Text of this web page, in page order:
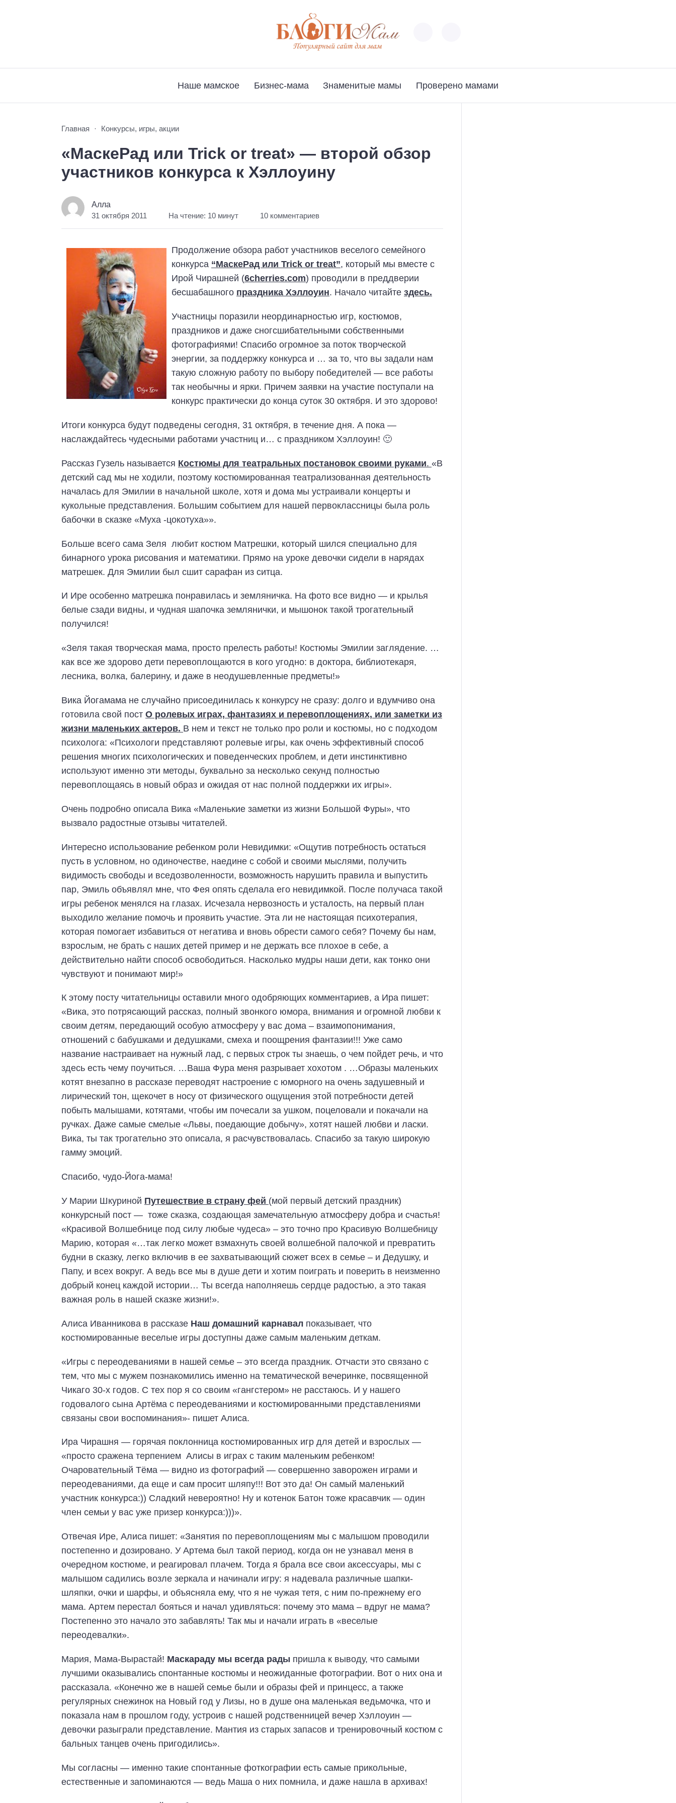
Наше мамское Бизнес-мама Знаменитые мамы Проверено мамами
Главная Конкурсы, игры, акции
«МаскеРад или Trick or treat» — второй обзор
участников конкурса к Хэллоуину
Алла
31 октября 2011 На чтение: 10 минут 10 комментариев
Продолжение обзора работ участников веселого семейного
конкурса “МаскеРад или Trick or treat”, который мы вместе с
Ирой Чирашней (6cherries.com) проводили в преддверии
бесшабашного праздника Хэллоуин. Начало читайте здесь.
Участницы поразили неординарностью игр, костюмов,
праздников и даже сногсшибательными собственными
фотографиями! Спасибо огромное за поток творческой
энергии, за поддержку конкурса и … за то, что вы задали нам
такую сложную работу по выбору победителей — все работы
так необычны и ярки. Причем заявки на участие поступали на
конкурс практически до конца суток 30 октября. И это здорово!
Итоги конкурса будут подведены сегодня, 31 октября, в течение дня. А пока —
наслаждайтесь чудесными работами участниц и… с праздником Хэллоуин! 🙂
Рассказ Гузель называется Костюмы для театральных постановок своими руками. «В
детский сад мы не ходили, поэтому костюмированная театрализованная деятельность
началась для Эмилии в начальной школе, хотя и дома мы устраивали концерты и
кукольные представления. Большим событием для нашей первоклассницы была роль
бабочки в сказке «Муха -цокотуха»».
Больше всего сама Зеля любит костюм Матрешки, который шился специально для
бинарного урока рисования и математики. Прямо на уроке девочки сидели в нарядах
матрешек. Для Эмилии был сшит сарафан из ситца.
И Ире особенно матрешка понравилась и земляничка. На фото все видно — и крылья
белые сзади видны, и чудная шапочка землянички, и мышонок такой трогательный
получился!
«Зеля такая творческая мама, просто прелесть работы! Костюмы Эмилии заглядение. …
как все же здорово дети перевоплощаются в кого угодно: в доктора, библиотекаря,
лесника, волка, балерину, и даже в неодушевленные предметы!»
Вика Йогамама не случайно присоединилась к конкурсу не сразу: долго и вдумчиво она
готовила свой пост О ролевых играх, фантазиях и перевоплощениях, или заметки из
жизни маленьких актеров. В нем и текст не только про роли и костюмы, но с подходом
психолога: «Психологи представляют ролевые игры, как очень эффективный способ
решения многих психологических и поведенческих проблем, и дети инстинктивно
используют именно эти методы, буквально за несколько секунд полностью
перевоплощаясь в новый образ и ожидая от нас полной поддержки их игры».
Очень подробно описала Вика «Маленькие заметки из жизни Большой Фуры», что
вызвало радостные отзывы читателей.
Интересно использование ребенком роли Невидимки: «Ощутив потребность остаться
пусть в условном, но одиночестве, наедине с собой и своими мыслями, получить
видимость свободы и вседозволенности, возможность нарушить правила и выпустить
пар, Эмиль объявлял мне, что Фея опять сделала его невидимкой. После получаса такой
игры ребенок менялся на глазах. Исчезала нервозность и усталость, на первый план
выходило желание помочь и проявить участие. Эта ли не настоящая психотерапия,
которая помогает избавиться от негатива и вновь обрести самого себя? Почему бы нам,
взрослым, не брать с наших детей пример и не держать все плохое в себе, а
действительно найти способ освободиться. Насколько мудры наши дети, как тонко они
чувствуют и понимают мир!»
К этому посту читательницы оставили много одобряющих комментариев, а Ира пишет:
«Вика, это потрясающий рассказ, полный звонкого юмора, внимания и огромной любви к
своим детям, передающий особую атмосферу у вас дома – взаимопонимания,
отношений с бабушками и дедушками, смеха и поощрения фантазии!!! Уже само
название настраивает на нужный лад, с первых строк ты знаешь, о чем пойдет речь, и что
здесь есть чему поучиться. …Ваша Фура меня разрывает хохотом . …Образы маленьких
котят внезапно в рассказе переводят настроение с юморного на очень задушевный и
лирический тон, щекочет в носу от физического ощущения этой потребности детей
побыть малышами, котятами, чтобы им почесали за ушком, поцеловали и покачали на
ручках. Даже самые смелые «Львы, поедающие добычу», хотят нашей любви и ласки.
Вика, ты так трогательно это описала, я расчувствовалась. Спасибо за такую широкую
гамму эмоций.
Спасибо, чудо-Йога-мама!
У Марии Шкуриной Путешествие в страну фей (мой первый детский праздник)
конкурсный пост — тоже сказка, создающая замечательную атмосферу добра и счастья!
«Красивой Волшебнице под силу любые чудеса» – это точно про Красивую Волшебницу
Марию, которая «…так легко может взмахнуть своей волшебной палочкой и превратить
будни в сказку, легко включив в ее захватывающий сюжет всех в семье – и Дедушку, и
Папу, и всех вокруг. А ведь все мы в душе дети и хотим поиграть и поверить в неизменно
добрый конец каждой истории… Ты всегда наполняешь сердце радостью, а это такая
важная роль в нашей сказке жизни!».
Алиса Иванникова в рассказе Наш домашний карнавал показывает, что
костюмированные веселые игры доступны даже самым маленьким деткам.
«Игры c переодеваниями в нашей семье – это всегда праздник. Отчасти это связано c
тем, что мы c мужем познакомились именно на тематической вечеринке, посвященной
Чикаго 30-х годов. С тех пор я со своим «гангстером» не расстаюсь. И у нашего
годовалого сына Артёма c переодеваниями и костюмированными представлениями
связаны свои воспоминания»- пишет Алиса.
Ира Чирашня — горячая поклонница костюмированных игр для детей и взрослых —
«просто сражена терпением Алисы в играх с таким маленьким ребенком!
Очаровательный Тёма — видно из фотографий — совершенно заворожен играми и
переодеваниями, да еще и сам просит шляпу!!! Вот это да! Он самый маленький
участник конкурса:)) Сладкий невероятно! Ну и котенок Батон тоже красавчик — один
член семьи у вас уже призер конкурса:)))».
Отвечая Ире, Алиса пишет: «Занятия по перевоплощениям мы с малышом проводили
постепенно и дозировано. У Артема был такой период, когда он не узнавал меня в
очередном костюме, и реагировал плачем. Тогда я брала все свои аксессуары, мы с
малышом садились возле зеркала и начинали игру: я надевала различные шапки-
шляпки, очки и шарфы, и объясняла ему, что я не чужая тетя, c ним по-прежнему его
мама. Артем перестал бояться и начал удивляться: почему это мама – вдруг не мама?
Постепенно это начало это забавлять! Так мы и начали играть в «веселые
переодевалки».
Мария, Мама-Вырастай! Маскараду мы всегда рады пришла к выводу, что самыми
лучшими оказывались спонтанные костюмы и неожиданные фотографии. Вот о них она и
рассказала. «Конечно же в нашей семье были и образы фей и принцесс, а также
регулярных снежинок на Новый год у Лизы, но в душе она маленькая ведьмочка, что и
показала нам в прошлом году, устроив с нашей родственницей вечер Хэллоуин —
девочки разыграли представление. Мантия из старых запасов и тренировочный костюм с
бальных танцев очень пригодились».
Мы согласны — именно такие спонтанные фоткографии есть самые прикольные,
естественные и запоминаются — ведь Маша о них помнила, и даже нашла в архивах!